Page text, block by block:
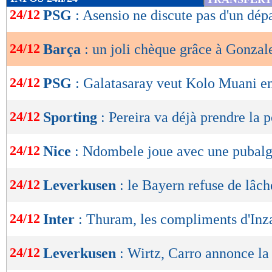
de
OK
24/12 PSG : Asensio ne discute pas d'un
24/12 Barça : un joli chèque grâce à
24/12 PSG : Galatasaray veut Kolo Muani
24/12 Sporting : Pereira va déjà prendre la
24/12 Nice : Ndombele joue avec une
24/12 Leverkusen : le Bayern refuse de
24/12 Inter : Thuram, les compliments
24/12 Leverkusen : Wirtz, Carro annonce